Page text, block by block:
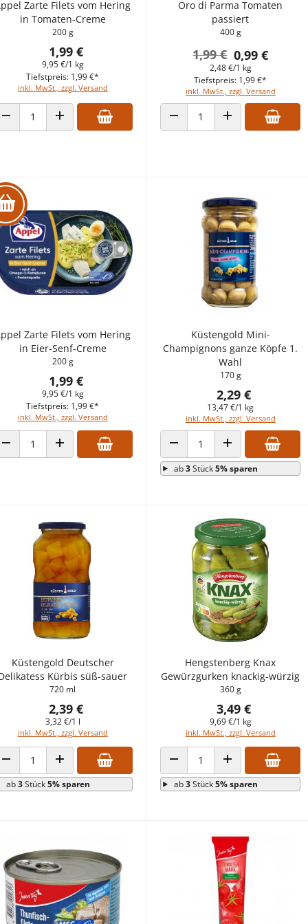
Zarte Filets vom Hering
in Tomaten-Creme
200 g
1,99 €
9,95 €/1 kg
inkl. MwSt., zzgl. Versand
Tiefstpreis: 1,99 €*
ANZAHL VERRINGERNANZAHL ERHÖHEN
Oro di Parma Tomaten
passiert
400 g
0,99 €
1,99 €
2,48 €/1 kg
inkl. MwSt., zzgl. Versand
Tiefstpreis: 1,99 €*
ANZAHL VERRINGERNANZAHL ERHÖHEN
Zarte Filets vom Hering
in Eier-Senf-Creme
200 g
1,99 €
9,95 €/1 kg
inkl. MwSt., zzgl. Versand
Tiefstpreis: 1,99 €*
ANZAHL VERRINGERNANZAHL ERHÖHEN
Küstengold Mini-
Champignons ganze Köpfe 1.
Wahl
170 g
2,29 €
13,47 €/1 kg
inkl. MwSt., zzgl. Versand
ANZAHL VERRINGERNANZAHL ERHÖHEN
ab3Stück5% sparen
Küstengold Deutscher
Kürbis süß-sauer
720 ml
2,39 €
3,32 €/1 l
inkl. MwSt., zzgl. Versand
ANZAHL VERRINGERNANZAHL ERHÖHEN
ab3Stück5% sparen
Hengstenberg Knax
Gewürzgurken knackig-würzig
360 g
3,49 €
9,69 €/1 kg
inkl. MwSt., zzgl. Versand
ANZAHL VERRINGERNANZAHL ERHÖHEN
ab3Stück5% sparen